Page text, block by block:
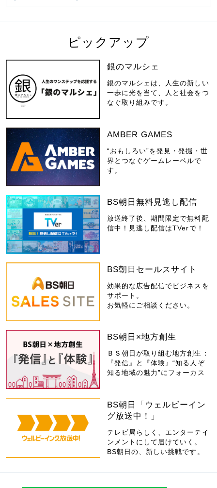
ピックアップ
銀のマルシェ
銀のマルシェは、人生の新しい
一歩に光を当て、人と社会をつ
なぐ取り組みです。
AMBER GAMES
“おもしろい”を発見・発掘・世
界とつなぐゲームレーベルで
す。
BS朝日無料見逃し配信
放送終了後、期間限定で無料配
信中！見逃し配信はTVerで！
BS朝日セールスサイト
効果的な広告配信でビジネスを
サポート。
お気軽にご相談ください。
BS朝日×地方創生
ＢＳ朝日が取り組む地方創生：
『発信』と『体験』“知る人ぞ
知る地域の魅力”にフォーカス
BS朝日「ウェルビーイン
グ放送中！」
テレビ局らしく、エンターテイ
ンメントにして届けていく。
BS朝日の、新しい挑戦です。